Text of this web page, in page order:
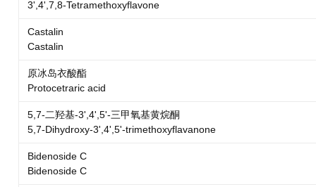
3',4',7,8-Tetramethoxyflavone
Castalin
Castalin
原冰岛衣酸酯
Protocetraric acid
5,7-二羟基-3',4',5'-三甲氧基黄烷酮
5,7-Dihydroxy-3',4',5'-trimethoxyflavanone
Bidenoside C
Bidenoside C